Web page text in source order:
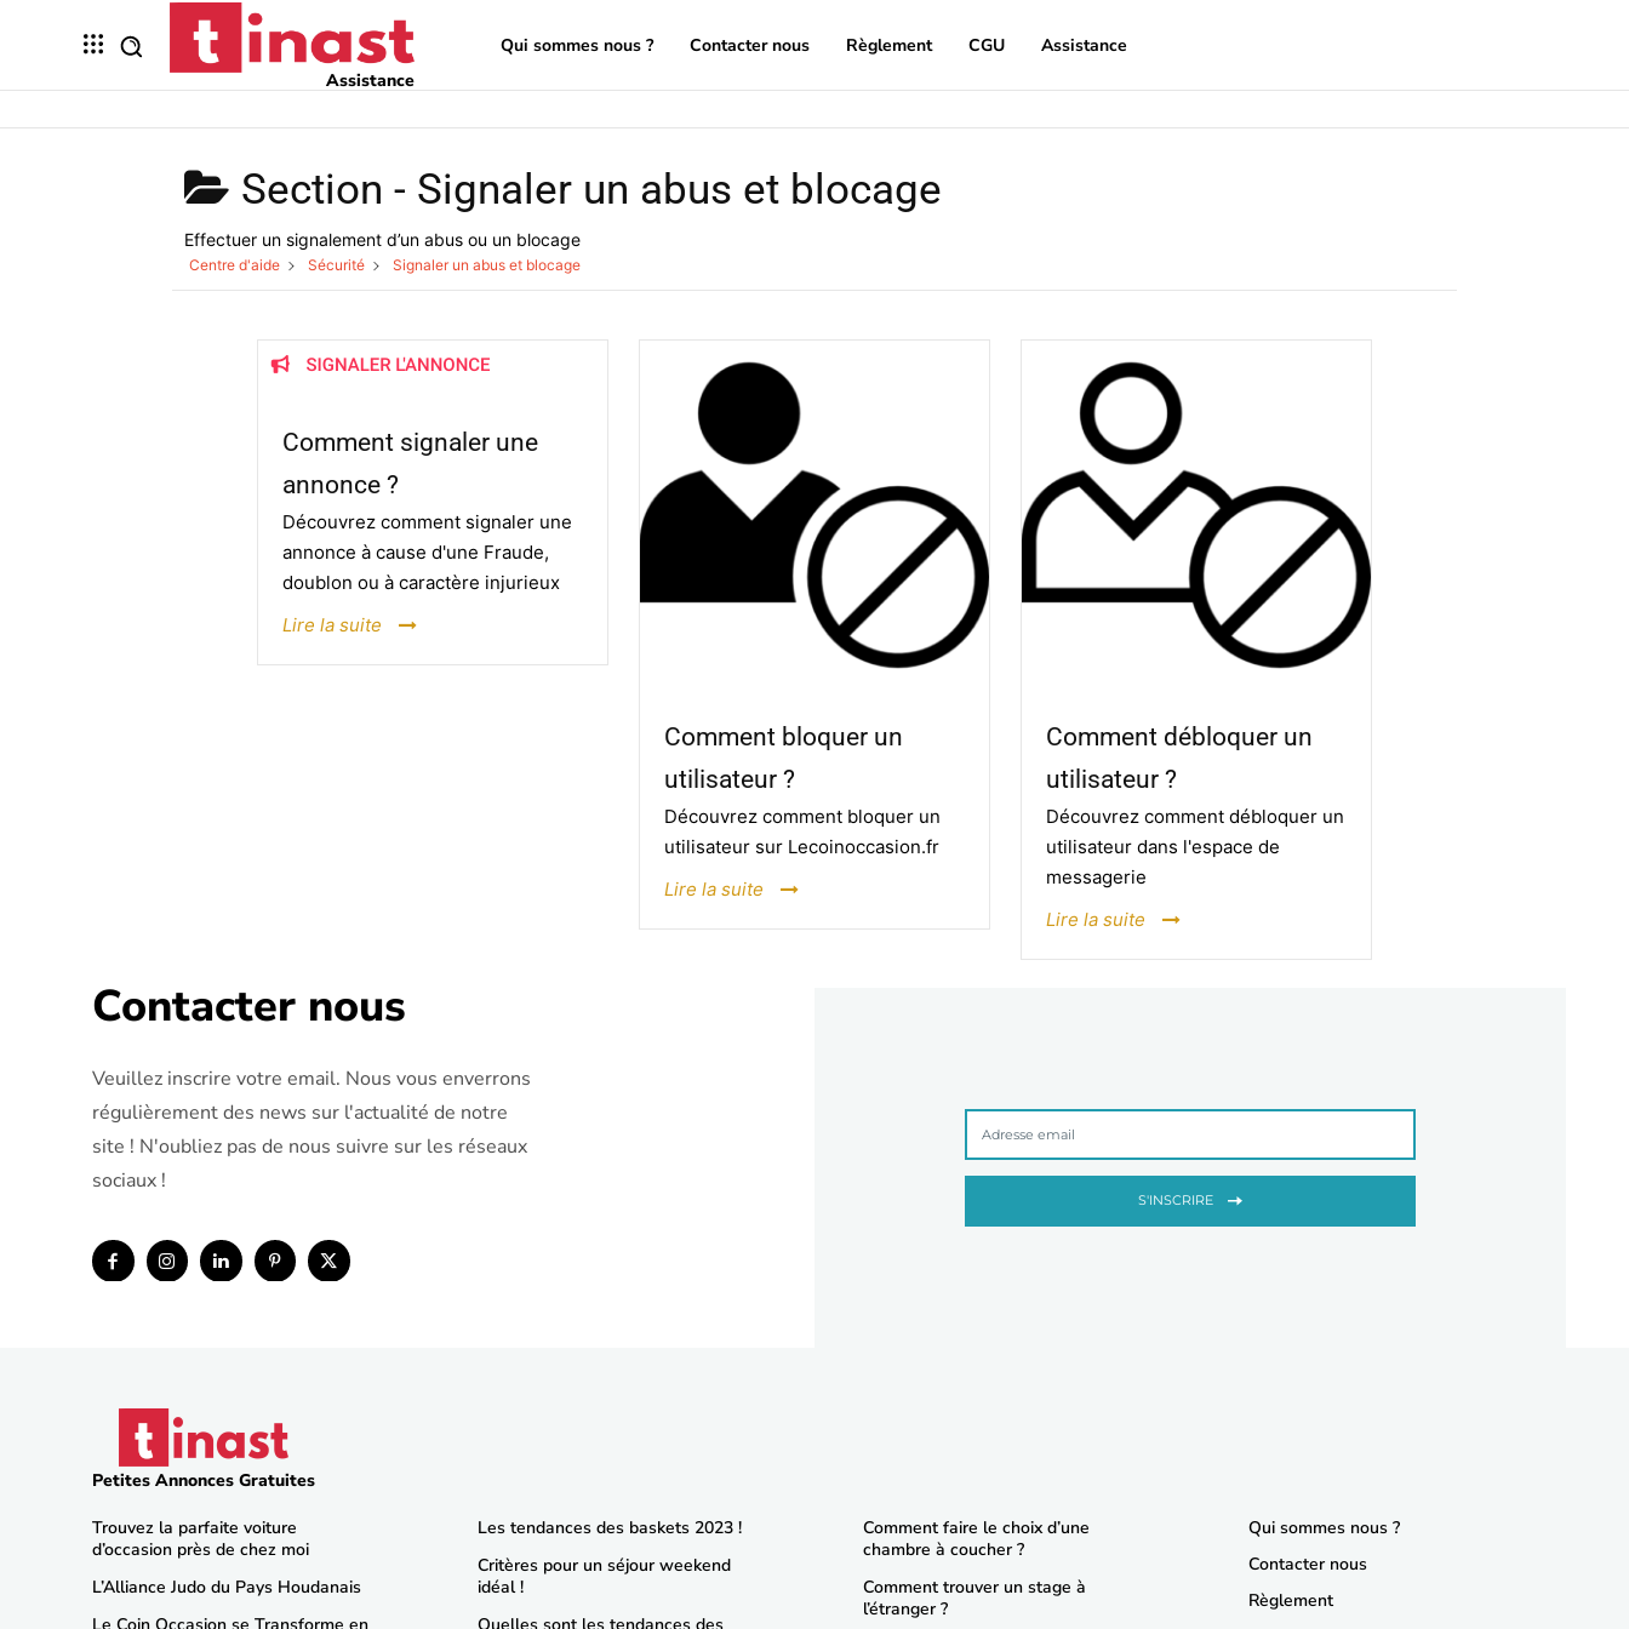
Assistance
Qui sommes nous ? Contacter nous Règlement CGU Assistance
Section - Signaler un abus et blocage
Effectuer un signalement d’un abus ou un blocage
Centre d'aide Sécurité Signaler un abus et blocage
Comment signaler une
annonce ?
Découvrez comment signaler une
annonce à cause d'une Fraude,
doublon ou à caractère injurieux
Lire la suite
Comment bloquer un
utilisateur ?
Découvrez comment bloquer un
utilisateur sur Lecoinoccasion.fr
Lire la suite
Comment débloquer un
utilisateur ?
Découvrez comment débloquer un
utilisateur dans l'espace de
messagerie
Lire la suite
Contacter nous
Veuillez inscrire votre email. Nous vous enverrons
régulièrement des news sur l'actualité de notre
site ! N'oubliez pas de nous suivre sur les réseaux
sociaux !
S'INSCRIRE
Petites Annonces Gratuites
Trouvez la parfaite voiture
d’occasion près de chez moi
L’Alliance Judo du Pays Houdanais
Les tendances des baskets 2023 !
Critères pour un séjour weekend
idéal !
Comment faire le choix d’une
chambre à coucher ?
Comment trouver un stage à
l’étranger ?
Qui sommes nous ?
Contacter nous
Règlement